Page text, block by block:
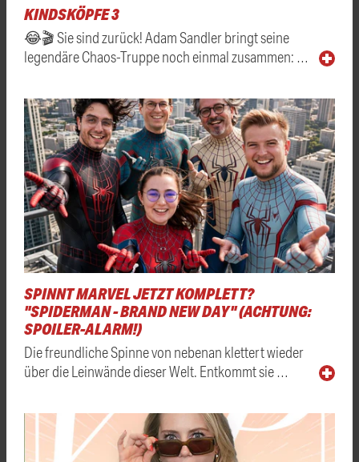
KINDSKÖPFE 3
😂🎬 Sie sind zurück! Adam Sandler bringt seine
legendäre Chaos-Truppe noch einmal zusammen: …
SPINNT MARVEL JETZT KOMPLETT?
"SPIDERMAN - BRAND NEW DAY" (ACHTUNG:
SPOILER-ALARM!)
Die freundliche Spinne von nebenan klettert wieder
über die Leinwände dieser Welt. Entkommt sie …